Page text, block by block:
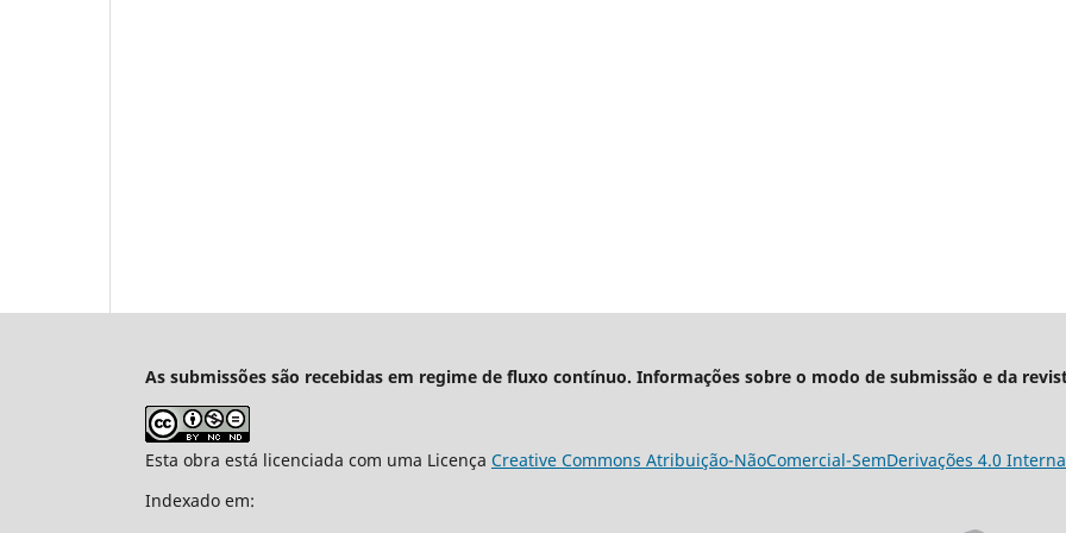
As submissões são recebidas em regime de fluxo contínuo. Informações sobre o modo de submissão e da
Esta obra está licenciada com uma Licença Creative Commons Atribuição-NãoComercial-SemDerivações 4.0
Indexado em: